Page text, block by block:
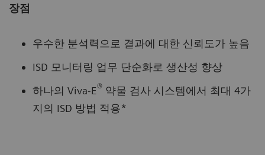
장점
우수한 분석력으로 결과에 대한 신뢰도가 높음
ISD 모니터링 업무 단순화로 생산성 향상
하나의 Viva-E® 약물 검사 시스템에서 최대 4가
지의 ISD 방법 적용*